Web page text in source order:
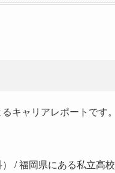
キャリアレポートです。
/ 福岡県にある私立高校